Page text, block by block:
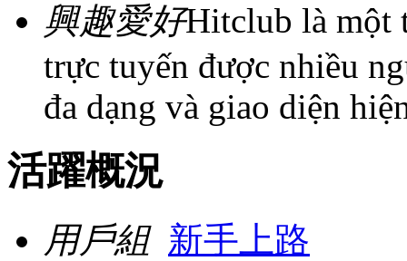
興趣愛好Hitclub là một
trực tuyến được nhiều
đa dạng và giao diện
活躍概況
用戶組 新手上路